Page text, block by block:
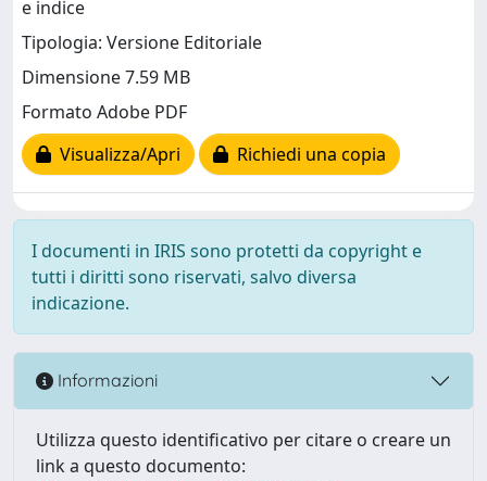
e indice
Tipologia: Versione Editoriale
Dimensione 7.59 MB
Formato Adobe PDF
Visualizza/Apri
Richiedi una copia
I documenti in IRIS sono protetti da copyright e
tutti i diritti sono riservati, salvo diversa
indicazione.
Informazioni
Utilizza questo identificativo per citare o creare un
link a questo documento: